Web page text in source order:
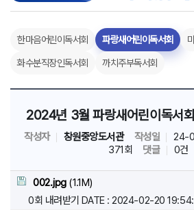
한마음어린이독서회 파랑새어린이독서회
화수분직장인독서회
까치주부독서회
2024년 3월 파랑새어린이독서
작성자 창원중앙도서관 작성일 24-
371회
댓글 0건
002.jpg(1.1M)
0회 내려받기 DATE : 2024-02-20